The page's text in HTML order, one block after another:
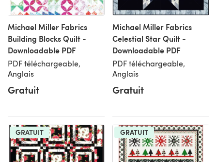
Michael Miller Fabrics
Building Blocks Quilt -
Downloadable PDF
PDF téléchargeable,
Anglais
Gratuit
Michael Miller Fabrics
Celestial Star Quilt -
Downloadable PDF
PDF téléchargeable,
Anglais
Gratuit
GRATUIT GRATUIT